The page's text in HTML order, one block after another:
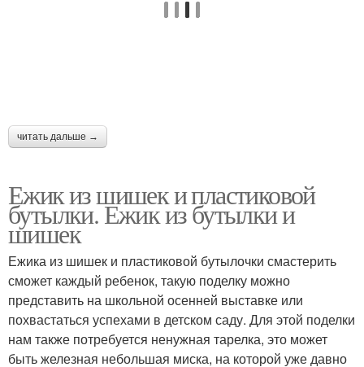
читать дальше →
Ежик из шишек и пластиковой
бутылки. Ежик из бутылки и
шишек
Ежика из шишек и пластиковой бутылочки смастерить
сможет каждый ребенок, такую поделку можно
представить на школьной осенней выставке или
похвастаться успехами в детском саду. Для этой поделки
нам также потребуется ненужная тарелка, это может
быть железная небольшая миска, на которой уже давно